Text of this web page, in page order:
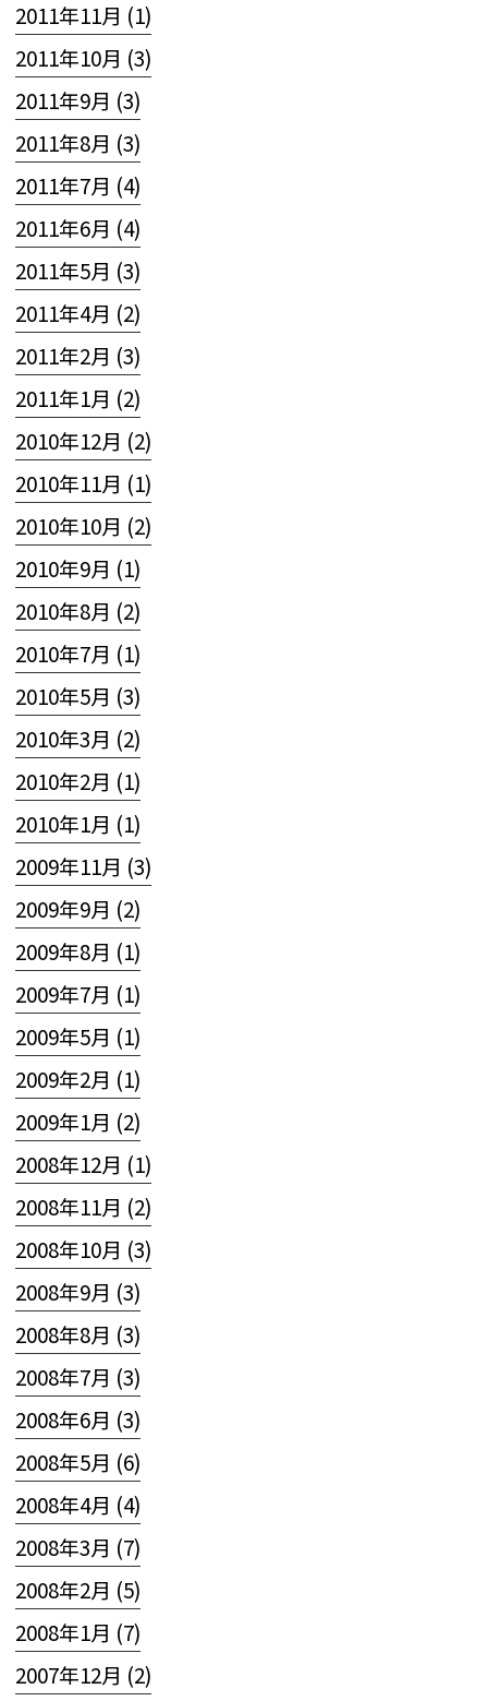
2011年11月 (1)
2011年10月 (3)
2011年9月 (3)
2011年8月 (3)
2011年7月 (4)
2011年6月 (4)
2011年5月 (3)
2011年4月 (2)
2011年2月 (3)
2011年1月 (2)
2010年12月 (2)
2010年11月 (1)
2010年10月 (2)
2010年9月 (1)
2010年8月 (2)
2010年7月 (1)
2010年5月 (3)
2010年3月 (2)
2010年2月 (1)
2010年1月 (1)
2009年11月 (3)
2009年9月 (2)
2009年8月 (1)
2009年7月 (1)
2009年5月 (1)
2009年2月 (1)
2009年1月 (2)
2008年12月 (1)
2008年11月 (2)
2008年10月 (3)
2008年9月 (3)
2008年8月 (3)
2008年7月 (3)
2008年6月 (3)
2008年5月 (6)
2008年4月 (4)
2008年3月 (7)
2008年2月 (5)
2008年1月 (7)
2007年12月 (2)